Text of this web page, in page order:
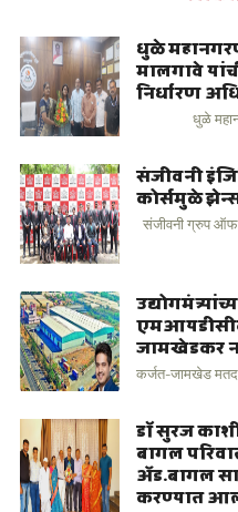
धुळे
मालगावे
निर्धारण
धुळे
संजीवनी
कोर्समुळे
संजीवनी ग्रुप ऑफ
जामखेडकर
कर्जत-जामखेड
डॉ सुरज
बागल
अ‍ॅड.बागल
करण्यात